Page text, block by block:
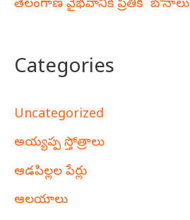
తెలంగాణ వైభవానికి ప్రతీక ‘బోనాలు’
Categories
Uncategorized
అయ్యప్ప స్తోత్రాలు
ఆడపిల్లల పేర్లు
ఆలయాలు